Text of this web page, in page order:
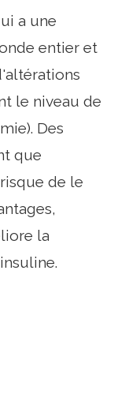
a une
entier et
le niveau de
Des
que
de le
la